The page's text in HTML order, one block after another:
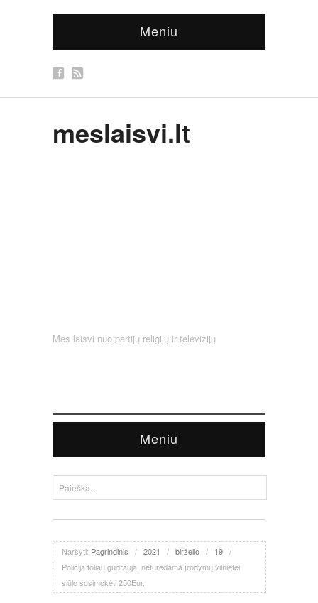
Meniu
meslaisvi.lt
Mes laisvi nuo partijų religijų ir televizijų
Meniu
Naršyti: Pagrindinis / 2021 / birželio / 19 /
Policija toliau gudrauja, neturėdama įrodymų vilnietei
siūlo susimokėti 250Eur.